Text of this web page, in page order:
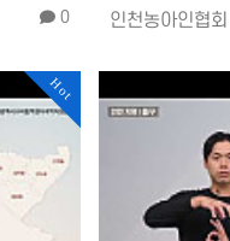
0
인천농아인협회
Hot